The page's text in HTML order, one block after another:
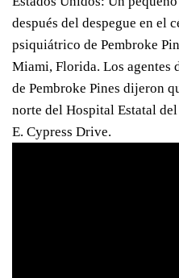
después del despegue en el
psiquiátrico de Pembroke
Miami, Florida. Los agentes
de Pembroke Pines dijeron
norte del Hospital Estatal
E. Cypress Drive.